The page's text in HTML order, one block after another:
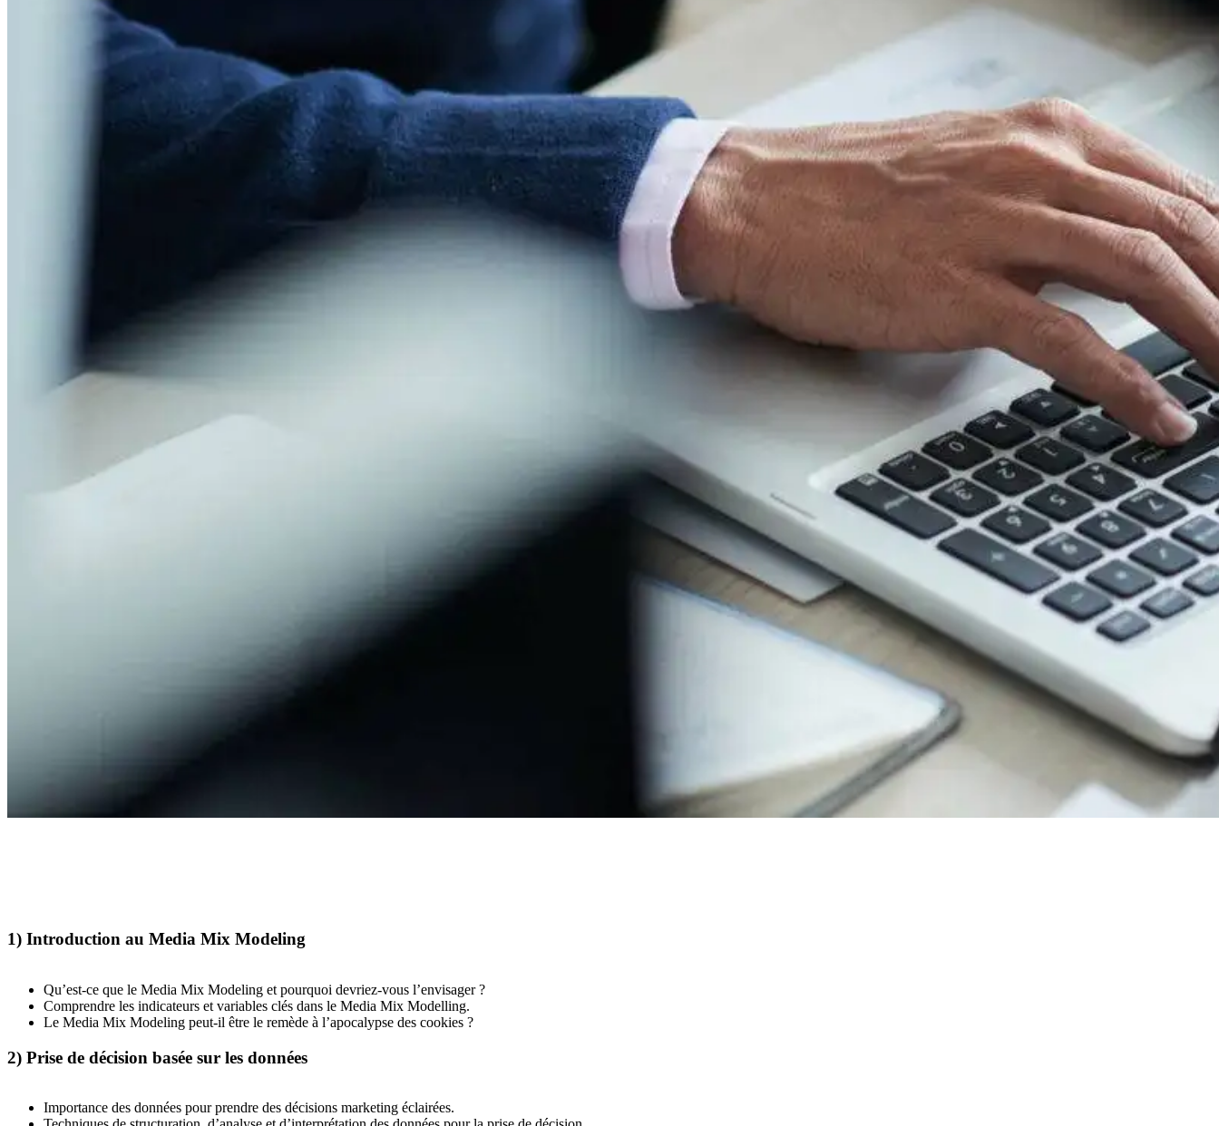
1) Introduction au Media Mix Modeling
Qu’est-ce que le Media Mix Modeling et pourquoi devriez-vous l’envisager ?
Comprendre les indicateurs et variables clés dans le Media Mix Modelling.
Le Media Mix Modeling peut-il être le remède à l’apocalypse des cookies ?
2) Prise de décision basée sur les données
Importance des données pour prendre des décisions marketing éclairées.